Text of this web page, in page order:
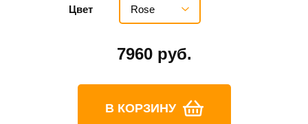
Цвет Rose
7960 руб.
В КОРЗИНУ